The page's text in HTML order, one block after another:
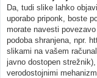
Da, tudi slike lahko
uporabo priponk, boste
morate navesti
podoba shranjena, npr.
slikami na vašem
javno dostopen
verodostojnimi